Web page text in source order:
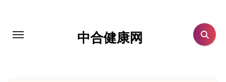
中合健康网